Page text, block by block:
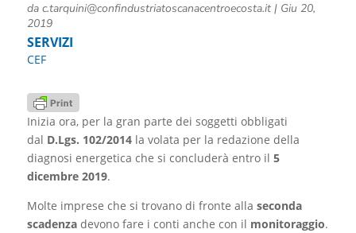
da c.tarquini@confindustriatoscanacentroecosta.it| Giu 20,
2019
SERVIZI
CEF
Inizia ora, per la gran parte dei soggetti obbligati
dal D.Lgs. 102/2014la volata per la redazione della
diagnosi energetica che si concluderà entro il 5
dicembre 2019.
Molte imprese che si trovano di fronte alla seconda
scadenzadevono fare i conti anche con il monitoraggio.